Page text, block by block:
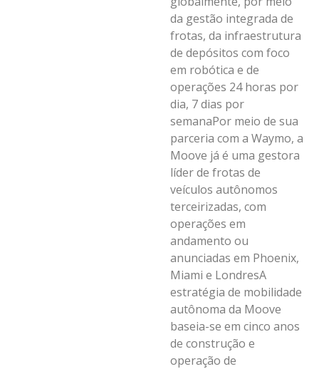
da gestão integrada de
frotas, da infraestrutura
de depósitos com foco
em robótica e de
operações 24 horas por
dia, 7 dias por
semanaPor meio de sua
parceria com a Waymo, a
Moove já é uma gestora
líder de frotas de
veículos autônomos
terceirizadas, com
operações em
andamento ou
anunciadas em Phoenix,
Miami e LondresA
estratégia de mobilidade
autônoma da Moove
baseia-se em cinco anos
de construção e
operação de